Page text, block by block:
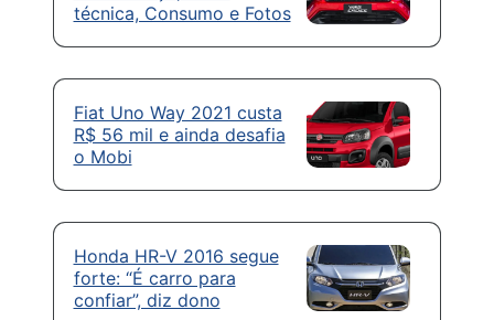
técnica, Consumo e Fotos
Fiat Uno Way 2021 custa
R$ 56 mil e ainda desafia
o Mobi
Honda HR-V 2016 segue
forte: “É carro para
confiar”, diz dono